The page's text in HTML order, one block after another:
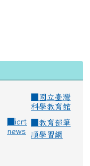
國立臺灣
科學教育館
icrt
news
教育部筆
順學習網